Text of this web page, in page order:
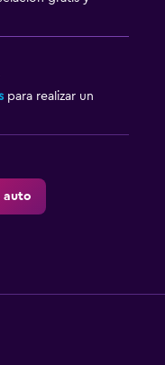
para realizar un
auto